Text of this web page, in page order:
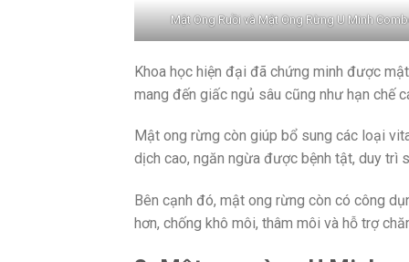
Mật Ong Ruồi và Mật Ong Rừng U Minh
Khoa học hiện đại đã chứng minh được
mang đến giấc ngủ sâu cũng như hạn chế
Mật ong rừng còn giúp bổ sung các loại
dịch cao, ngăn ngừa được bệnh tật, duy
Bên cạnh đó, mật ong rừng còn có công
hơn, chống khô môi, thâm môi và hỗ trợ